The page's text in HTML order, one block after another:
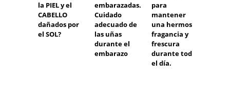
la PIEL y el
CABELLO
dañados por
el SOL?
embarazadas.
Cuidado
adecuado de
las uñas
durante el
embarazo
para
mantener
una hermosa
fragancia y
frescura
durante todo
el día.